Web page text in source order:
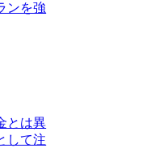
ンを強
とは異
して注